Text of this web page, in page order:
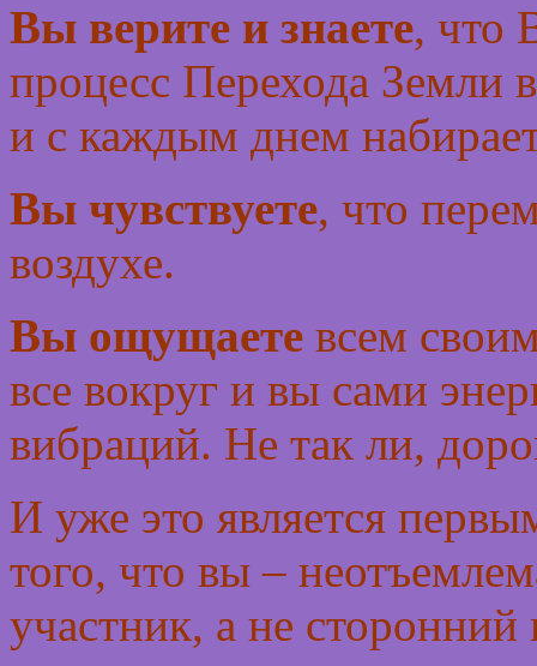
Вы верите и знаете, что
процесс Перехода Земли
и с каждым днем
Вы чувствуете, что
воздухе.
Вы ощущаете всем
все вокруг и вы сами
вибраций. Не так ли,
И уже это является
того, что вы –
участник, а не сторонний